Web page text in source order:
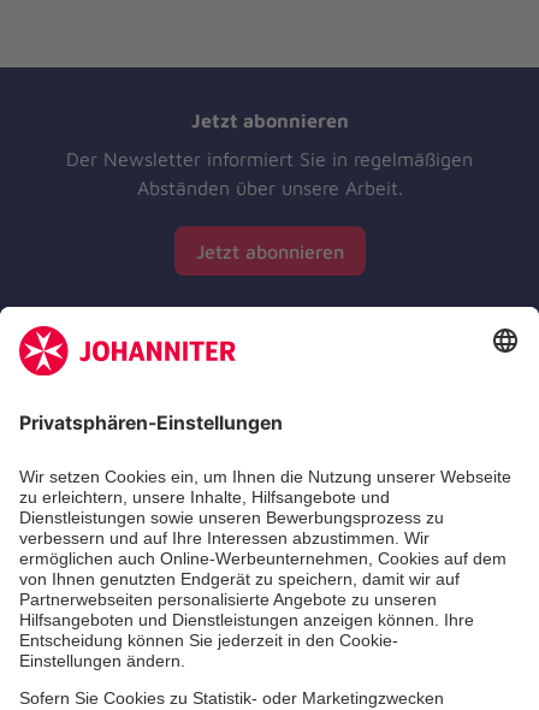
Jetzt abonnieren
Der Newsletter informiert Sie in regelmäßigen
Abständen über unsere Arbeit.
Jetzt abonnieren
Zertifizierung der Johanniter-Unfall-Hilfe e.V.
Die Johanniter GmbH führt das Spendenzertifikat
des Deutschen Spendenrats e.V.